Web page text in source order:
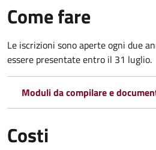
Come fare
Le iscrizioni sono aperte ogni due
essere presentate entro il 31 luglio.
Moduli da compilare e
Costi